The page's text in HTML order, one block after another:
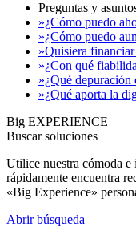
Preguntas y
»¿Cómo puedo
»¿Cómo puedo
»Quisiera
»¿Con qué
»¿Qué depuración
»¿Qué aporta la
Big EXPERIENCE
Buscar soluciones
Utilice nuestra cómoda e
rápidamente encuentra
«Big Experience»
Abrir búsqueda